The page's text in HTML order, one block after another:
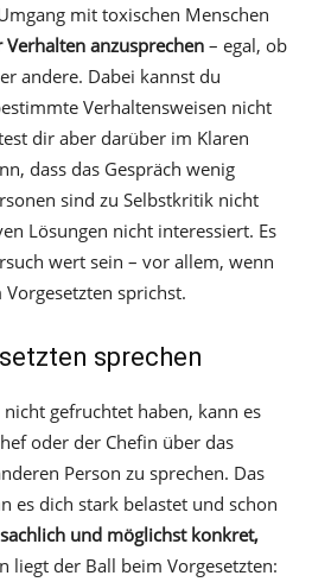
mit toxischen Menschen
Verhalten anzusprechen – egal, ob
andere. Dabei kannst du
Verhaltensweisen nicht
dir aber darüber im Klaren
dass das Gespräch wenig
sind zu Selbstkritik nicht
Lösungen nicht interessiert. Es
wert sein – vor allem, wenn
sprichst.
sprechen
gefruchtet haben, kann es
oder der Chefin über das
Person zu sprechen. Das
es dich stark belastet und schon
und möglichst konkret,
liegt der Ball beim Vorgesetzten: